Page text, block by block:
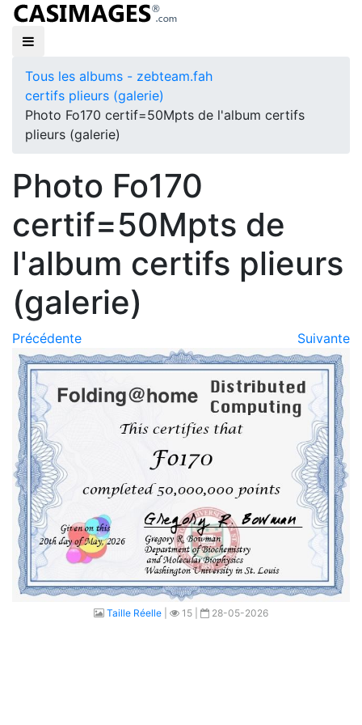
Tous les albums - zebteam.fah
certifs plieurs (galerie)
Photo Fo170 certif=50Mpts de l'album certifs
plieurs (galerie)
Photo Fo170
certif=50Mpts de
l'album certifs plieurs
(galerie)
Précédente Suivante
Taille Réelle 15 | 28-05-2026